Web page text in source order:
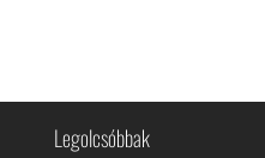
Legolcsóbbak